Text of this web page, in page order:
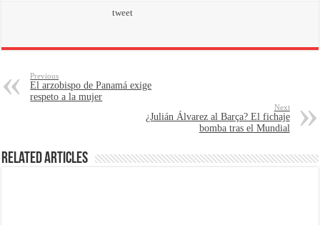
tweet
Previous
El arzobispo de Panamá exige
respeto a la mujer
Next
¿Julián Álvarez al Barça? El fichaje
bomba tras el Mundial
Related Articles